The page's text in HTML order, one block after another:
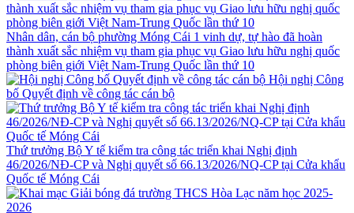
Nhân dân, cán bộ phường Móng Cái 1 vinh dự, tự hào đã hoàn
thành xuất sắc nhiệm vụ tham gia phục vụ Giao lưu hữu nghị quốc
phòng biên giới Việt Nam-Trung Quốc lần thứ 10
Hội nghị Công
bố Quyết định về công tác cán bộ
Thứ trưởng Bộ Y tế kiểm tra công tác triển khai Nghị định
46/2026/NĐ-CP và Nghị quyết số 66.13/2026/NQ-CP tại Cửa khẩu
Quốc tế Móng Cái